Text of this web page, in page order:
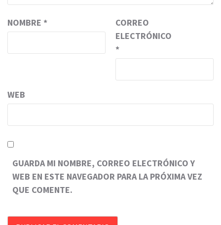
NOMBRE *
CORREO
ELECTRÓNICO
*
WEB
GUARDA MI NOMBRE, CORREO ELECTRÓNICO Y
WEB EN ESTE NAVEGADOR PARA LA PRÓXIMA VEZ
QUE COMENTE.